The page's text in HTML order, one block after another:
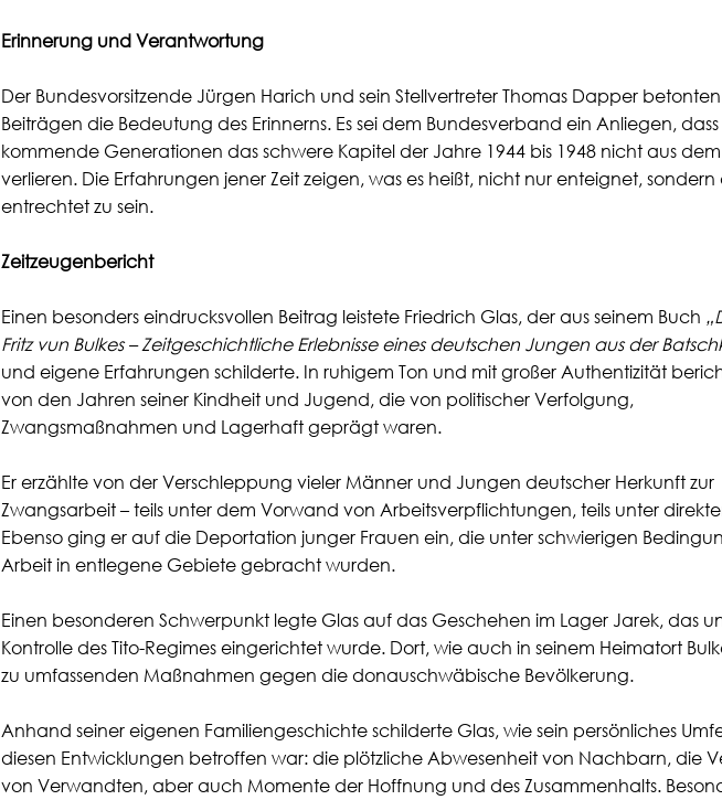
Erinnerung und Verantwortung
Der Bundesvorsitzende Jürgen Harich und sein Stellvertreter Thomas Dapper
Beiträgen die Bedeutung des Erinnerns. Es sei dem Bundesverband ein Anliegen,
kommende Generationen das schwere Kapitel der Jahre 1944 bis 1948 nicht aus dem
verlieren. Die Erfahrungen jener Zeit zeigen, was es heißt, nicht nur enteignet, sondern
entrechtet zu sein.
Zeitzeugenbericht
Einen besonders eindrucksvollen Beitrag leistete Friedrich Glas, der aus seinem Buch
Fritz vun Bulkes – Zeitgeschichtliche Erlebnisse eines deutschen Jungen aus der
und eigene Erfahrungen schilderte. In ruhigem Ton und mit großer Authentizität
von den Jahren seiner Kindheit und Jugend, die von politischer Verfolgung,
Zwangsmaßnahmen und Lagerhaft geprägt waren.
Er erzählte von der Verschleppung vieler Männer und Jungen deutscher Herkunft zur
Zwangsarbeit – teils unter dem Vorwand von Arbeitsverpflichtungen, teils unter
Ebenso ging er auf die Deportation junger Frauen ein, die unter schwierigen
Arbeit in entlegene Gebiete gebracht wurden.
Einen besonderen Schwerpunkt legte Glas auf das Geschehen im Lager Jarek, das
Kontrolle des Tito-Regimes eingerichtet wurde. Dort, wie auch in seinem Heimatort
zu umfassenden Maßnahmen gegen die donauschwäbische Bevölkerung.
Anhand seiner eigenen Familiengeschichte schilderte Glas, wie sein persönliches
diesen Entwicklungen betroffen war: die plötzliche Abwesenheit von Nachbarn, die
von Verwandten, aber auch Momente der Hoffnung und des Zusammenhalts.